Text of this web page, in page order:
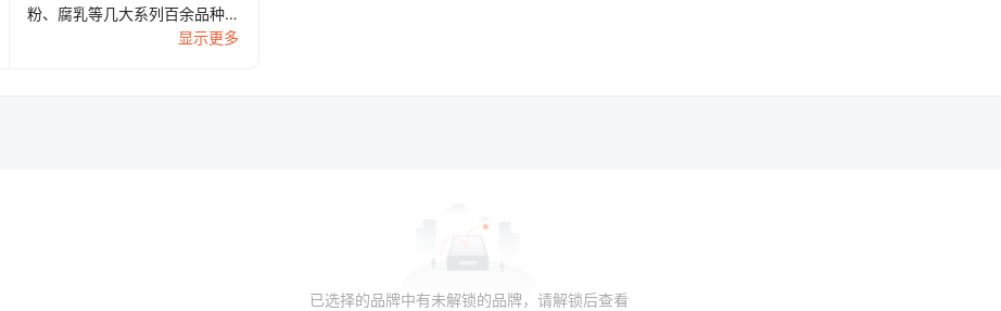
粉、腐乳等几大系列百余品种3
00多规格，年产值过百亿元。
显示更多
已选择的品牌中有未解锁的品牌，请解锁后查看